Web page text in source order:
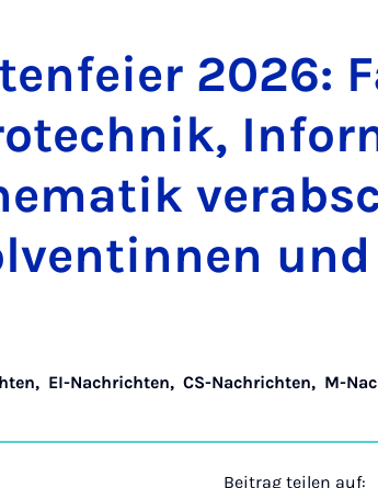
2026:
, EI-Nachrichten,CS-Nachrichten, M-
Beitrag teilen auf: